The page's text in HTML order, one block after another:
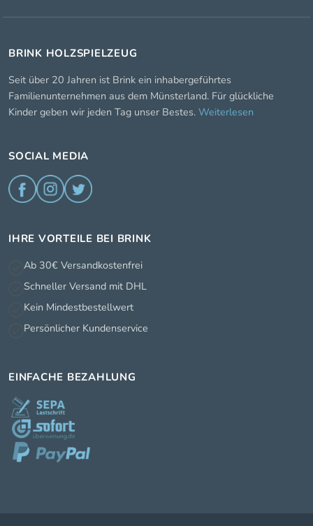
BRINK HOLZSPIELZEUG
Seit über 20 Jahren ist Brink ein inhabergeführtes
Familienunternehmen aus dem Münsterland. Für glückliche
Kinder geben wir jeden Tag unser Bestes. Weiterlesen
SOCIAL MEDIA
IHRE VORTEILE BEI BRINK
Ab 30€ Versandkostenfrei
Schneller Versand mit DHL
Kein Mindestbestellwert
Persönlicher Kundenservice
EINFACHE BEZAHLUNG